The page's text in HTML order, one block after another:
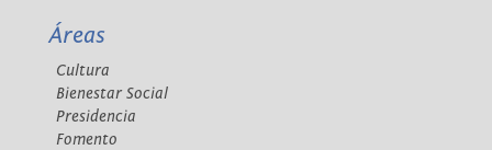
Áreas
Cultura
Bienestar Social
Presidencia
Fomento